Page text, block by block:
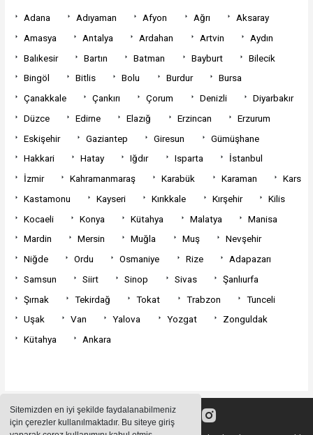
Sitemizden en iyi şekilde faydalanabilmeniz
için çerezler kullanılmaktadır. Bu siteye giriş
Adana Adıyaman Afyon Ağrı
Aksaray
Amasya
Antalya Ardahan Artvin
Aydın
Balıkesir
Bartın Batman Bayburt
Bilecik
Bingöl
Bitlis Bolu Burdur
Bursa
Çanakkale
Çankırı Çorum Denizli
Diyarbakır
Düzce
Edirne Elazığ Erzincan
Erzurum
Eskişehir
Gaziantep Giresun
Gümüşhane
Hakkari
Hatay Iğdır Isparta
İstanbul
İzmir
Kahramanmaraş Karabük Karaman
Kars
Kastamonu
Kayseri Kırıkkale Kırşehir
Kilis
Kocaeli
Konya Kütahya Malatya
Manisa
Mardin
Mersin Muğla Muş
Nevşehir
Niğde
Ordu Osmaniye Rize
Adapazarı
Samsun
Siirt Sinop Sivas
Şanlıurfa
Şırnak
Tekirdağ Tokat Trabzon
Tunceli
Uşak
Van Yalova Yozgat
Zonguldak
Kütahya
Ankara